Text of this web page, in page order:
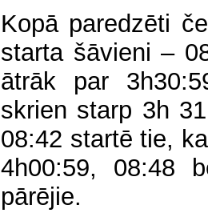
Kopā paredzēti
starta šāvieni –
ātrāk par
skrien starp 3h
08:42 startē tie,
4h00:59, 08:48
pārējie.